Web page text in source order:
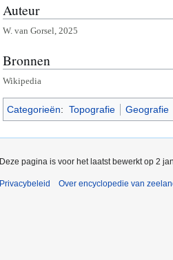
Auteur
W. van Gorsel, 2025
Bronnen
Wikipedia
Categorieën: Topografie Geografie
Deze pagina is voor het laatst bewerkt op 2
Privacybeleid Over encyclopedie van